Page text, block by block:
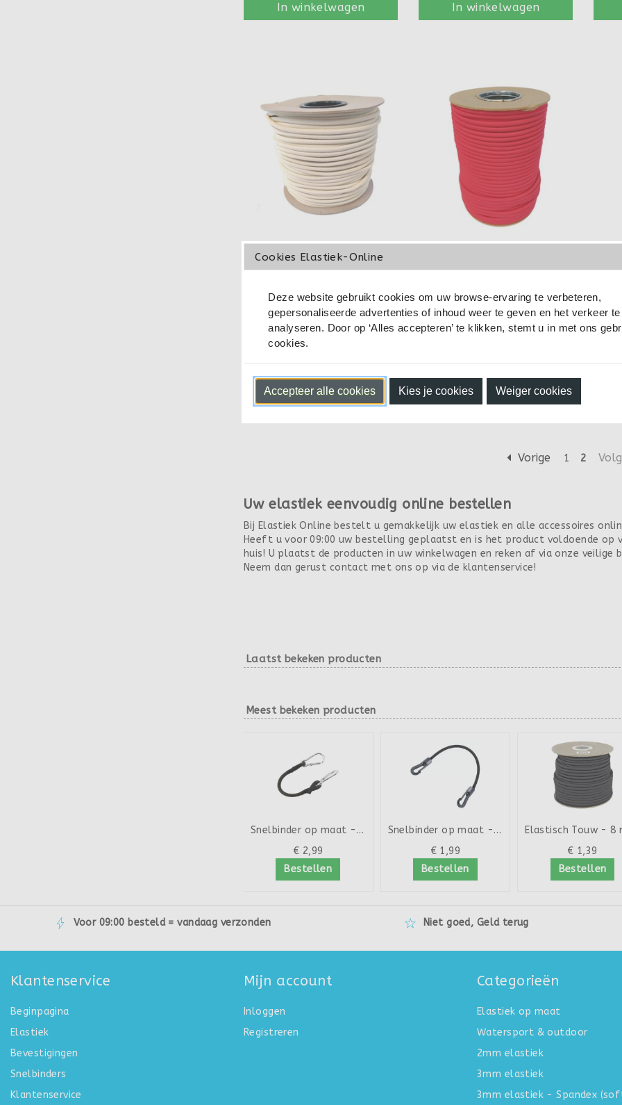
In winkelwagen In winkelwagen
Elastisch Touw - 8 mm -
Zand - Rol 50 meter
€ 44,95
Op voorraad
In winkelwagen
Elastisch Touw - 8mm -
Bordeaux - 50 meter op
rol
€ 49,95
In winkelwagen
Vorige 1 2
Uw elastiek eenvoudig online bestellen
Bij Elastiek Online bestelt u gemakkelijk uw elastiek en alle accessoires
Heeft u voor 09:00 uw bestelling geplaatst en is het product voldoende op
huis! U plaatst de producten in uw winkelwagen en reken af via onze
Neem dan gerust contact met ons op via de klantenservice!
Laatst bekeken producten
Meest bekeken producten
Snelbinder op maat - in...
€ 2,99
Bestellen
Snelbinder op maat - in...
€ 1,99
Bestellen
€ 1,39
Bestellen
Voor 09:00 besteld = vandaag verzonden Niet goed, Geld terug
Klantenservice
Beginpagina
Elastiek
Bevestigingen
Snelbinders
Klantenservice
Mijn account
Inloggen
Registreren
Categorieën
Elastiek op maat
Watersport & outdoor
2mm elastiek
3mm elastiek
3mm elastiek - Spandex
Cookies Elastiek-Online
Deze website gebruikt cookies om uw browse-ervaring te verbeteren,
gepersonaliseerde advertenties of inhoud weer te geven en het verkeer te
analyseren. Door op ‘Alles accepteren’ te klikken, stemt u in met ons
cookies.
Accepteer alle cookies Kies je cookies Weiger cookies